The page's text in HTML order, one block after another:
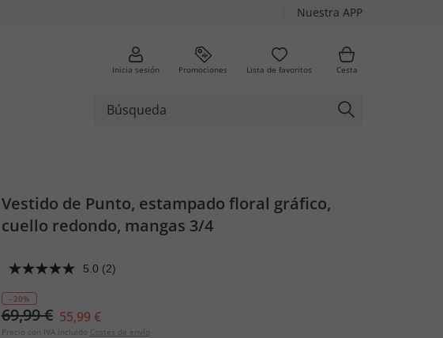
Nuestra APP
Inicia sesión Promociones Lista de favoritos Cesta
Vestido de Punto, estampado floral gráfico,
cuello redondo, mangas 3/4
5.0 (2)
- 20%
69,99 € 55,99 €
Precio con IVA incluido Costes de envío